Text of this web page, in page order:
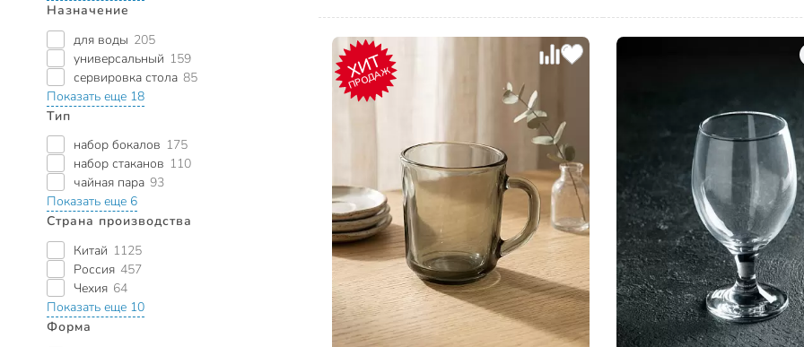
Назначение
для воды 205
универсальный 159
сервировка стола 85
Показать еще 18
Тип
набор бокалов 175
набор стаканов 110
чайная пара 93
Показать еще 6
Страна производства
Китай 1125
Россия 457
Чехия 64
Показать еще 10
Форма
ХИТ
ПРОДАЖ